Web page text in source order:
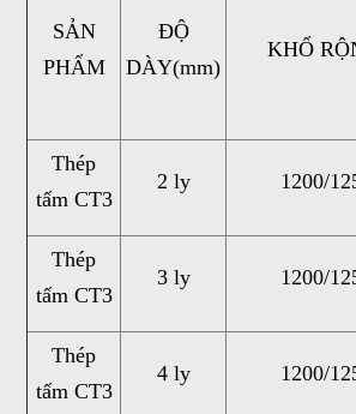
SẢN
PHẨM
ĐỘ
DÀY(mm)
KHỔ
Thép
tấm CT3
2 ly 1200/
Thép
tấm CT3
3 ly 1200/
Thép
tấm CT3
4 ly 1200/